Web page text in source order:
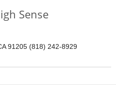
Sense
91205 (818) 242-8929